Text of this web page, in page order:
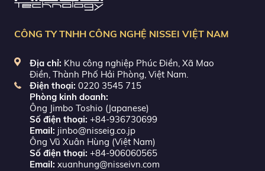
CÔNG TY TNHH CÔNG NGHỆ NISSEI VIỆT NAM
Địa chỉ: Khu công nghiệp Phúc Điền, Xã Mao
Điền, Thành Phố Hải Phòng, Việt Nam.
Điện thoại: 0220 3545 715
Phòng kinh doanh:
Ông Jimbo Toshio (Japanese)
Số điện thoại: +84-936730699
Email: jinbo@nisseig.co.jp
Ông Vũ Xuân Hùng (Việt Nam)
Số điện thoại: +84-906060565
Email: xuanhung@nisseivn.com